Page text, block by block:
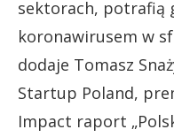
sektorach, potrafią
koronawirusem w
dodaje Tomasz
Startup Poland,
Impact raport